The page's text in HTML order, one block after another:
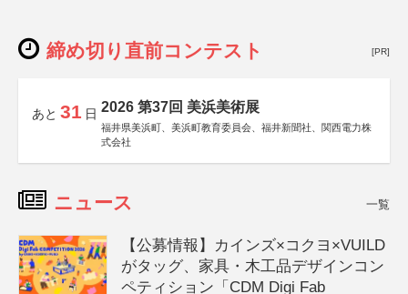
締め切り直前コンテスト [PR]
あと 31 日 2026 第37回 美浜美術展
福井県美浜町、美浜町教育委員会、福井新聞社、関西電力株
式会社
ニュース 一覧
【公募情報】カインズ×コクヨ×VUILD
がタッグ、家具・木工品デザインコン
ペティション「CDM Digi Fab